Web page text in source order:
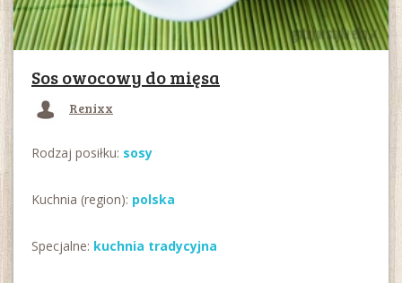
Sos owocowy do mięsa
Renixx
Rodzaj posiłku: sosy
Kuchnia (region): polska
Specjalne: kuchnia tradycyjna